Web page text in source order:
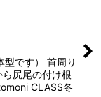
型です） 首周り
尻尾の付け根
CLASS冬